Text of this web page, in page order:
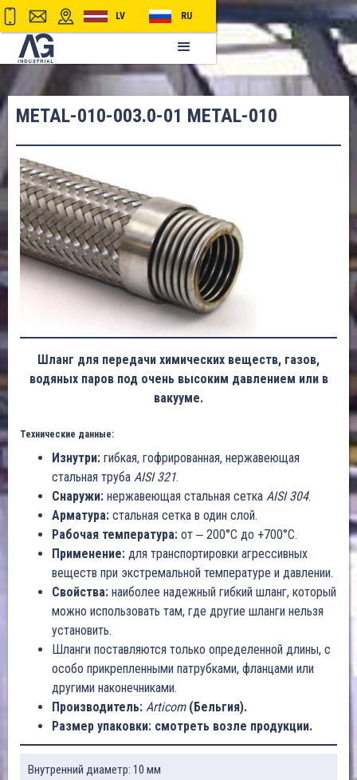
LV RU
METAL-010-003.0-01 METAL-010
Шланг для передачи химических веществ, газов,
водяных паров под очень высоким давлением или в
вакууме.
Технические данные:
Изнутри: гибкая, гофрированная, нержавеющая
стальная труба AISI 321.
Снаружи: нержавеющая стальная сетка AISI 304.
Арматура: стальная сетка в один слой.
Рабочая температура: от ‒ 200°C до +700°C.
Применение: для транспортировки агрессивных
веществ при экстремальной температуре и давлении.
Свойства: наиболее надежный гибкий шланг, который
можно использовать там, где другие шланги нельзя
установить.
Шланги поставляются только определенной длины, с
особо прикрепленными патрубками, фланцами или
другими наконечниками.
Производитель: Articom(Бельгия).
Размер упаковки: смотреть возле продукции.
Внутренний диаметр: 10 мм